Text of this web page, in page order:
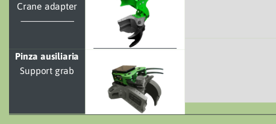
Crane adapter
Pinza ausiliaria
Support grab